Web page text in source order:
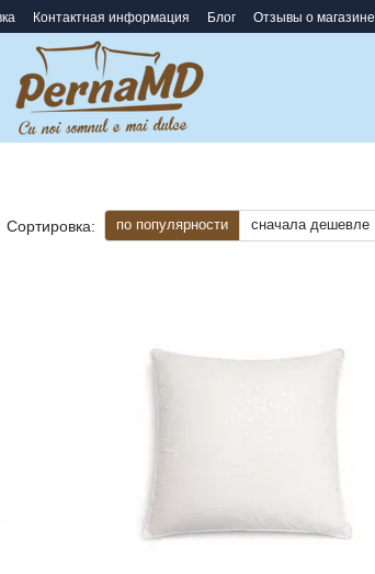
Контактная информация Блог Отзывы о магазине
Сортировка: по популярности сначала дешевле